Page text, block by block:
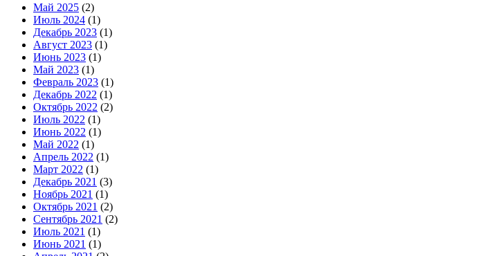
Май 2025 (2)
Июль 2024 (1)
Декабрь 2023 (1)
Август 2023 (1)
Июнь 2023 (1)
Май 2023 (1)
Февраль 2023 (1)
Декабрь 2022 (1)
Октябрь 2022 (2)
Июль 2022 (1)
Июнь 2022 (1)
Май 2022 (1)
Апрель 2022 (1)
Март 2022 (1)
Декабрь 2021 (3)
Ноябрь 2021 (1)
Октябрь 2021 (2)
Сентябрь 2021 (2)
Июль 2021 (1)
Июнь 2021 (1)